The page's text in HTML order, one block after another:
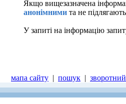
Якщо вищезазначена
анонімними та не
У запиті на інформацію
мапа сайту | пошук |